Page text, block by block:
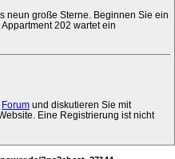
neun große Sterne. Beginnen Sie ein
202 wartet ein
Forum und diskutieren Sie mit
Eine Registrierung ist nicht